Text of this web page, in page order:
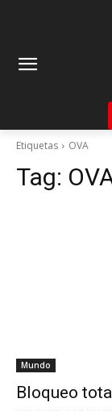
Etiquetas OVA
Tag:
Mundo
Bloqueo